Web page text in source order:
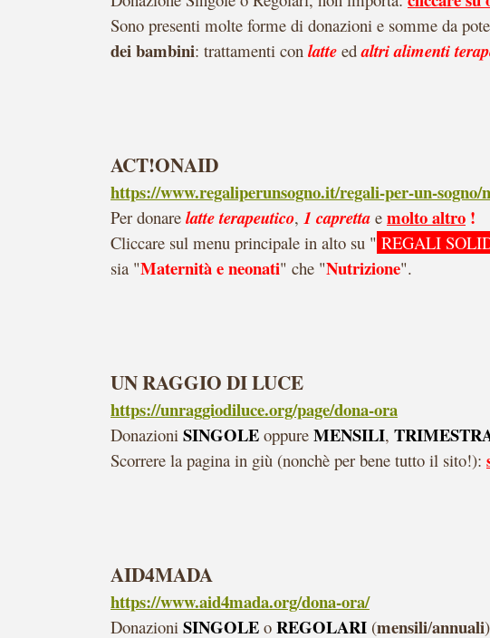
Sono presenti molte forme di donazioni e somme da
dei bambini: trattamenti con latte ed altri alimenti
ACT!ONAID
https://www.regaliperunsogno.it/regali-per-un-
Per donare latte terapeutico, 1 capretta e molto altro !
Cliccare sul menu principale in alto su " REGALI
sia "Maternità e neonati" che "Nutrizione".
UN RAGGIO DI LUCE
https://unraggiodiluce.org/page/dona-ora
Donazioni SINGOLE oppure MENSILI,
Scorrere la pagina in giù (nonchè per bene tutto il sito!):
AID4MADA
https://www.aid4mada.org/dona-ora/
Donazioni SINGOLE o REGOLARI (mensili/annuali